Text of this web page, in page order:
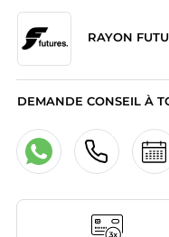
RAYON
DEMANDE CONSEIL À